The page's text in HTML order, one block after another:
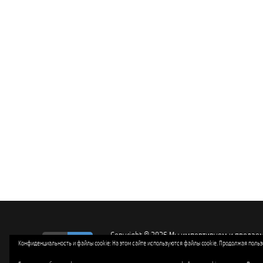
Конфиденциальность и файлы cookie: На этом сайте используются файлы cookie. Продолжая
ro ru
Copyright © 2026 Mы импортируем и
защищающих нашу независимость, границы,